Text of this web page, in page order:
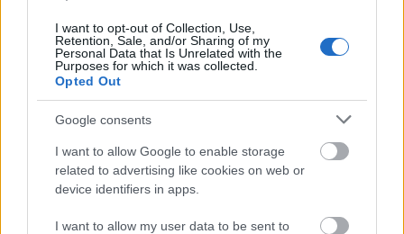
I want to opt-out of Collection, Use,
Retention, Sale, and/or Sharing of my
Personal Data that Is Unrelated with the
Purposes for which it was collected.
Opted Out
Google consents
I want to allow Google to enable storage
related to advertising like cookies on web or
device identifiers in apps.
I want to allow my user data to be sent to
HÁZA BEKÖLTÖZIK A NYÁRI FESZTIVÁLOKRA